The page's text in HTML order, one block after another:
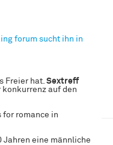
forum sucht ihn in
Freier hat. Sextreff
auf den
for romance in
Jahren eine männliche